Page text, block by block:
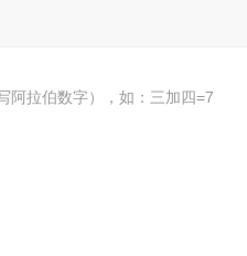
阿拉伯数字），如：三加四=7